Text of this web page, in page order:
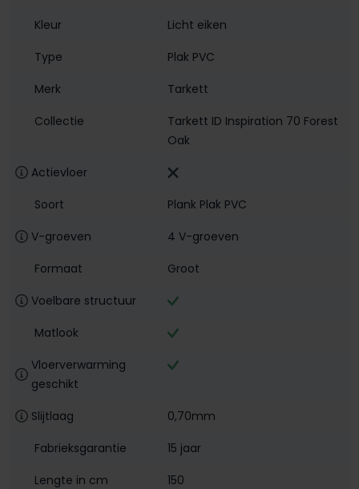
Kleur
Licht eiken
Type
Plak PVC
Merk
Tarkett
Collectie
Tarkett ID Inspiration 70 Forest
Oak
Actievloer
Soort
Plank Plak PVC
V-groeven
4 V-groeven
Formaat
Groot
Voelbare structuur
Matlook
Vloerverwarming
geschikt
Slijtlaag
0,70mm
Fabrieksgarantie
15 jaar
Lengte in cm
150